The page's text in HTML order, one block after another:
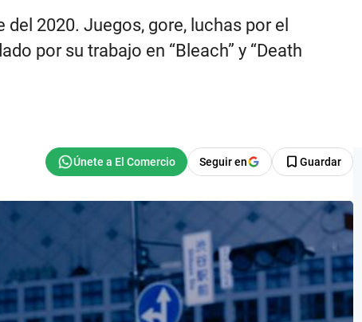
2020. Juegos, gore, luchas por el
por su trabajo en “Bleach” y “Death
Seguir en Guardar